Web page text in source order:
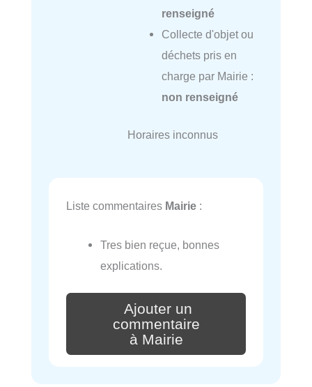
renseigné
Collecte d'objet ou
déchets pris en
charge par Mairie :
non renseigné
Horaires inconnus
Liste commentaires Mairie :
Tres bien reçue, bonnes
explications.
Ajouter un
commentaire
à Mairie